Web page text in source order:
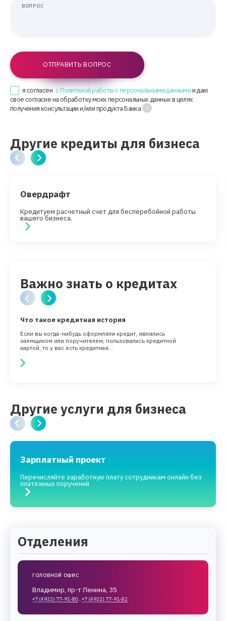
ВОПРОС
ОТПРАВИТЬ ВОПРОС
я согласен с Политикой работы с персональными даннымии даю
свое согласие на обработку моих персональных данных в целях
получения консультации и/или продукта Банка
Другие кредиты для бизнеса
Овердрафт
Кредитуем расчетный счет для бесперебойной работы
вашего бизнеса.
Важно знать о кредитах
Что такое кредитная история
Если вы когда-нибудь оформляли кредит, являлись
заемщиком или поручителем, пользовались кредитной
картой, то у вас есть кредитная...
Другие услуги для бизнеса
Зарплатный проект
Перечисляйте заработную плату сотрудникам онлайн без
платежных поручений
Отделения
ГОЛОВНОЙ ОФИС
Владимир, пр-т Ленина, 35
+7 (4922) 77-91-80 , +7 (4922) 77-91-82